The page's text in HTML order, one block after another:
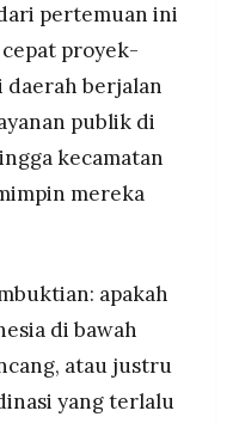
pertemuan ini
proyek-
daerah berjalan
publik di
kecamatan
mereka
apakah
di bawah
atau justru
yang terlalu